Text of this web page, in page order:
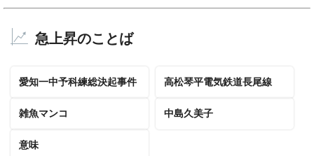
急上昇のことば
愛知一中予科練総決起事件 高松琴平電気鉄道長尾線
雑魚マンコ 中島久美子
意味